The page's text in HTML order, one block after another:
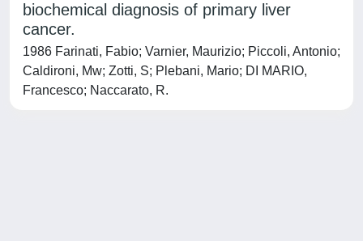
biochemical diagnosis of primary liver
cancer.
1986 Farinati, Fabio; Varnier, Maurizio; Piccoli, Antonio;
Caldironi, Mw; Zotti, S; Plebani, Mario; DI MARIO,
Francesco; Naccarato, R.